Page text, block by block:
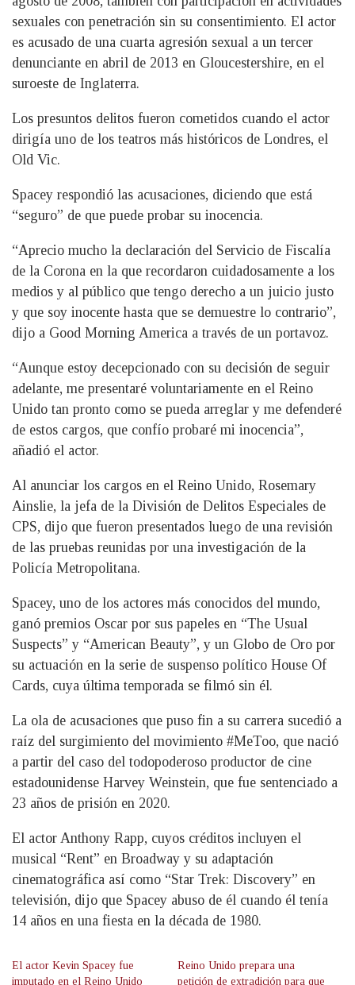
sexuales con penetración sin su consentimiento. El actor
es acusado de una cuarta agresión sexual a un tercer
denunciante en abril de 2013 en Gloucestershire, en el
suroeste de Inglaterra.
Los presuntos delitos fueron cometidos cuando el actor
dirigía uno de los teatros más históricos de Londres, el
Old Vic.
Spacey respondió las acusaciones, diciendo que está
“seguro” de que puede probar su inocencia.
“Aprecio mucho la declaración del Servicio de Fiscalía
de la Corona en la que recordaron cuidadosamente a los
medios y al público que tengo derecho a un juicio justo
y que soy inocente hasta que se demuestre lo contrario”,
dijo a Good Morning America a través de un portavoz.
“Aunque estoy decepcionado con su decisión de seguir
adelante, me presentaré voluntariamente en el Reino
Unido tan pronto como se pueda arreglar y me defenderé
de estos cargos, que confío probaré mi inocencia”,
añadió el actor.
Al anunciar los cargos en el Reino Unido, Rosemary
Ainslie, la jefa de la División de Delitos Especiales de
CPS, dijo que fueron presentados luego de una revisión
de las pruebas reunidas por una investigación de la
Policía Metropolitana.
Spacey, uno de los actores más conocidos del mundo,
ganó premios Oscar por sus papeles en “The Usual
Suspects” y “American Beauty”, y un Globo de Oro por
su actuación en la serie de suspenso político House Of
Cards, cuya última temporada se filmó sin él.
La ola de acusaciones que puso fin a su carrera sucedió a
raíz del surgimiento del movimiento #MeToo, que nació
a partir del caso del todopoderoso productor de cine
estadounidense Harvey Weinstein, que fue sentenciado a
23 años de prisión en 2020.
El actor Anthony Rapp, cuyos créditos incluyen el
musical “Rent” en Broadway y su adaptación
cinematográfica así como “Star Trek: Discovery” en
televisión, dijo que Spacey abuso de él cuando él tenía
14 años en una fiesta en la década de 1980.
El actor Kevin Spacey fue
imputado en el Reino Unido
Reino Unido prepara una
petición de extradición para que